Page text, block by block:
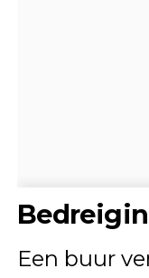
Een buur